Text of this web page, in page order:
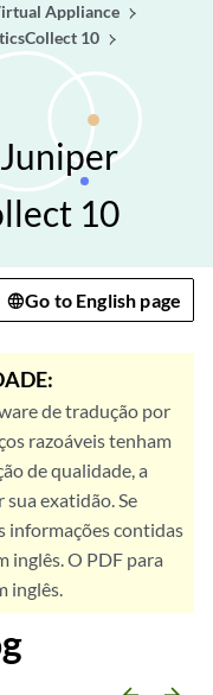
Appliance
10
10
Go to English page
de tradução por
razoáveis tenham
de qualidade, a
exatidão. Se
informações contidas
inglês. O PDF para
inglês.